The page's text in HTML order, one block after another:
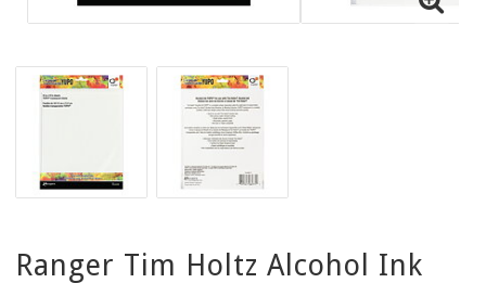
Ranger Tim Holtz Alcohol Ink